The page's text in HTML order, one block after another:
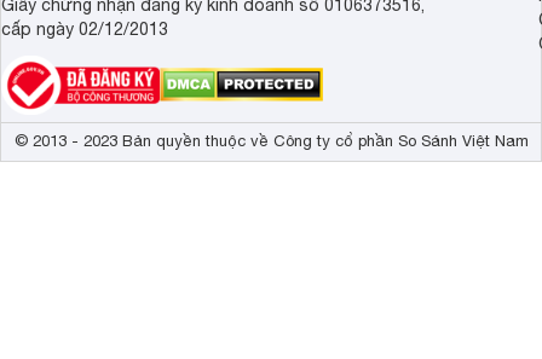
Giấy chứng nhận đăng ký kinh doanh số 0106373516,
cấp ngày 02/12/2013
© 2013 - 2023 Bản quyền thuộc về Công ty cổ phần So Sánh Việt Nam